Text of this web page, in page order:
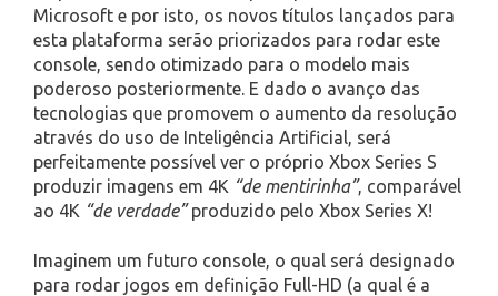
Microsoft e por isto, os novos títulos lançados para
esta plataforma serão priorizados para rodar este
console, sendo otimizado para o modelo mais
poderoso posteriormente. E dado o avanço das
tecnologias que promovem o aumento da resolução
através do uso de Inteligência Artificial, será
perfeitamente possível ver o próprio Xbox Series S
produzir imagens em 4K “de mentirinha”, comparável
ao 4K “de verdade”produzido pelo Xbox Series X!
Imaginem um futuro console, o qual será designado
para rodar jogos em definição Full-HD (a qual é a